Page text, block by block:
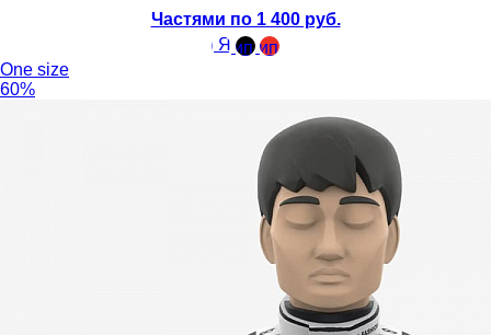
Частями по 1 400 руб.
One size
60%